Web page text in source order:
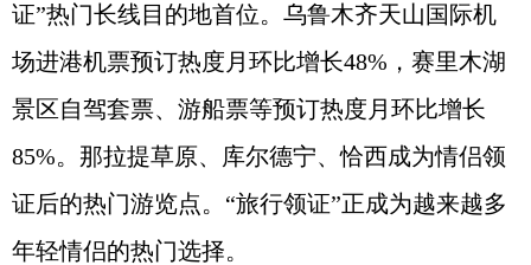
证”热门长线目的地首位。乌鲁木齐天山国际机
场进港机票预订热度月环比增长48%，赛里木湖
景区自驾套票、游船票等预订热度月环比增长
85%。那拉提草原、库尔德宁、恰西成为情侣领
证后的热门游览点。“旅行领证”正成为越来越多
年轻情侣的热门选择。